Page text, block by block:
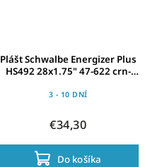
Plášt Schwalbe Energizer Plus
HS492 28x1.75" 47-622 crn-
3 - 10 DNÍ
€34,30
Do košíka